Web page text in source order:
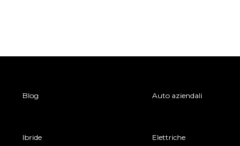
Blog Auto aziendali
Ibride Elettriche